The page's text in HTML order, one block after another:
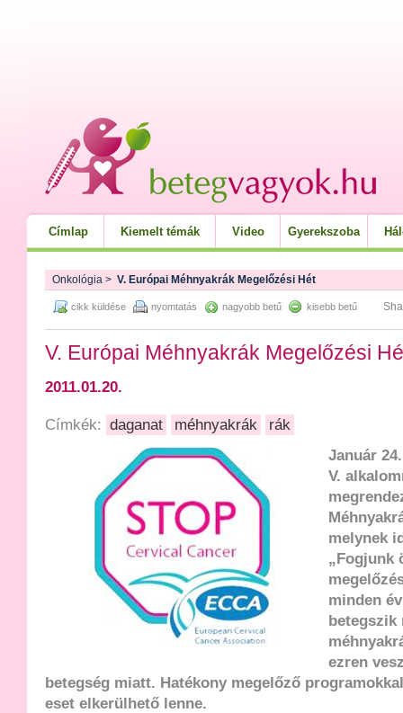
Címlap Kiemelt témák Video Gyerekszoba
Onkológia > V. Európai Méhnyakrák Megelőzési Hét
cikk küldése nyomtatás nagyobb betű kisebb betű
V. Európai Méhnyakrák Megelőzési
2011.01.20.
Címkék: daganat méhnyakrák
rák
Január
V.
melynek
„Fogjunk
minden
betegszik
ezren
betegség miatt. Hatékony megelőző
eset elkerülhető lenne.